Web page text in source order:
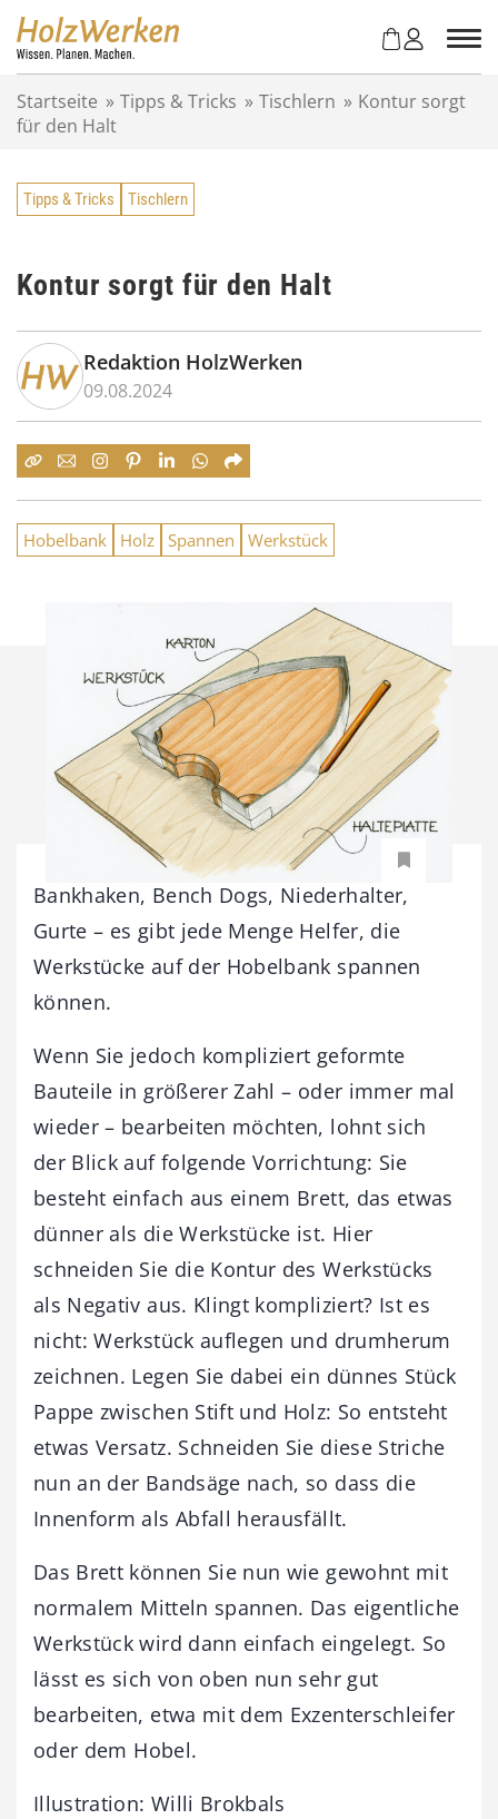
Startseite » Tipps & Tricks » Tischlern » Kontur sorgt
für den Halt
Tipps & Tricks Tischlern
Kontur sorgt für den Halt
Redaktion HolzWerken
09.08.2024
Hobelbank Holz Spannen Werkstück
Bankhaken, Bench Dogs, Niederhalter,
Gurte – es gibt jede Menge Helfer, die
Werkstücke auf der Hobelbank spannen
können.
Wenn Sie jedoch kompliziert geformte
Bauteile in größerer Zahl – oder immer mal
wieder – bearbeiten möchten, lohnt sich
der Blick auf folgende Vorrichtung: Sie
besteht einfach aus einem Brett, das etwas
dünner als die Werkstücke ist. Hier
schneiden Sie die Kontur des Werkstücks
als Negativ aus. Klingt kompliziert? Ist es
nicht: Werkstück auflegen und drumherum
zeichnen. Legen Sie dabei ein dünnes Stück
Pappe zwischen Stift und Holz: So entsteht
etwas Versatz. Schneiden Sie diese Striche
nun an der Bandsäge nach, so dass die
Innenform als Abfall herausfällt.
Das Brett können Sie nun wie gewohnt mit
normalem Mitteln spannen. Das eigentliche
Werkstück wird dann einfach eingelegt. So
lässt es sich von oben nun sehr gut
bearbeiten, etwa mit dem Exzenterschleifer
oder dem Hobel.
Illustration: Willi Brokbals